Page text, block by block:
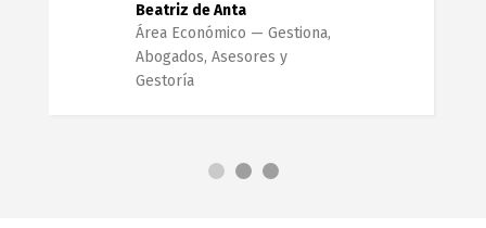
Beatriz de Anta
Área Económico
Gestiona,
Abogados, Asesores y
Gestoría